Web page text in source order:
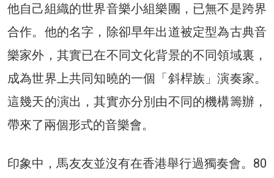
他自己組織的世界音樂小組樂團，已無不是跨界
合作。他的名字，除卻早年出道被定型為古典音
樂家外，其實已在不同文化背景的不同領域裏，
成為世界上共同知曉的一個「斜桿族」演奏家。
這幾天的演出，其實亦分別由不同的機構籌辦，
帶來了兩個形式的音樂會。
印象中，馬友友並沒有在香港舉行過獨奏會。80